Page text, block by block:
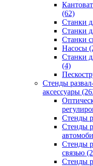
(62)
Станки
Станки
Станки
Насосы
Станки
(4)
Стенды
аксессуары
Стенды
Стенды
Стенды
связью
Стенды